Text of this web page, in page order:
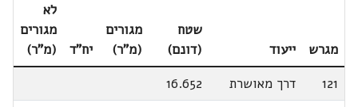
מגרש ייעוד
שטח
(דונם)
מגורים
(מ"ר)
יח"ד
לא
מגורים
(מ"ר)
121
דרך מאושרת
16.652